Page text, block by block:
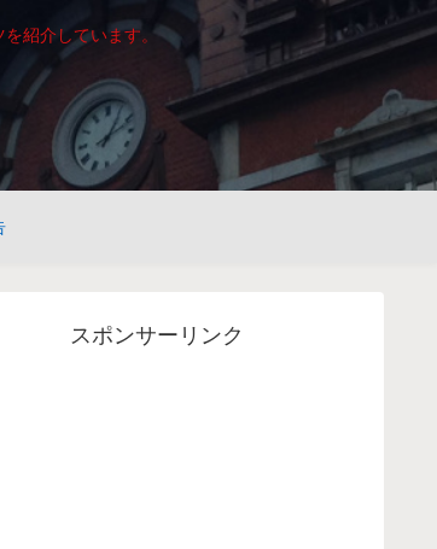
紹介しています。
スポンサーリンク